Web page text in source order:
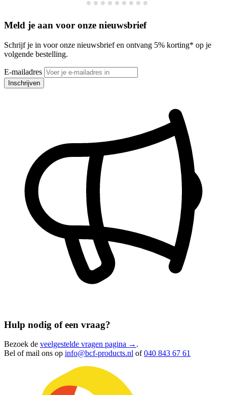
Meld je aan voor onze nieuwsbrief
Schrijf je in voor onze nieuwsbrief en ontvang 5% korting* op je
volgende bestelling.
E-mailadres
Inschrijven
Hulp nodig of een vraag?
Bezoek de veelgestelde vragen pagina → .
Bel of mail ons op info@bcf-products.nl of040 843 67 61